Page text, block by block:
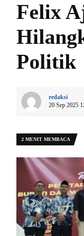
Felix
Politik
redaksi
20 Sep 2025
2 MENIT MEMBACA